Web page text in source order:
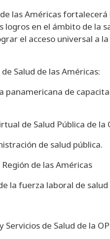
las Américas
en el ámbito de la
el acceso universal a
Salud de las Américas:
panamericana de
de Salud Pública de la
de salud pública.
de las Américas
la fuerza laboral de salud
de Salud de la